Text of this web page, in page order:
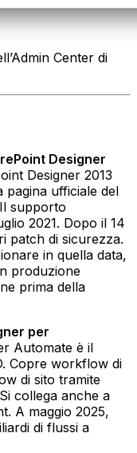
Center di
Designer
Designer 2013
pagina ufficiale del
supporto
2021. Dopo il 14
patch di sicurezza.
in quella data,
produzione
prima della
per
Automate è il
Copre workflow di
di sito tramite
collega anche a
A maggio 2025,
di flussi a